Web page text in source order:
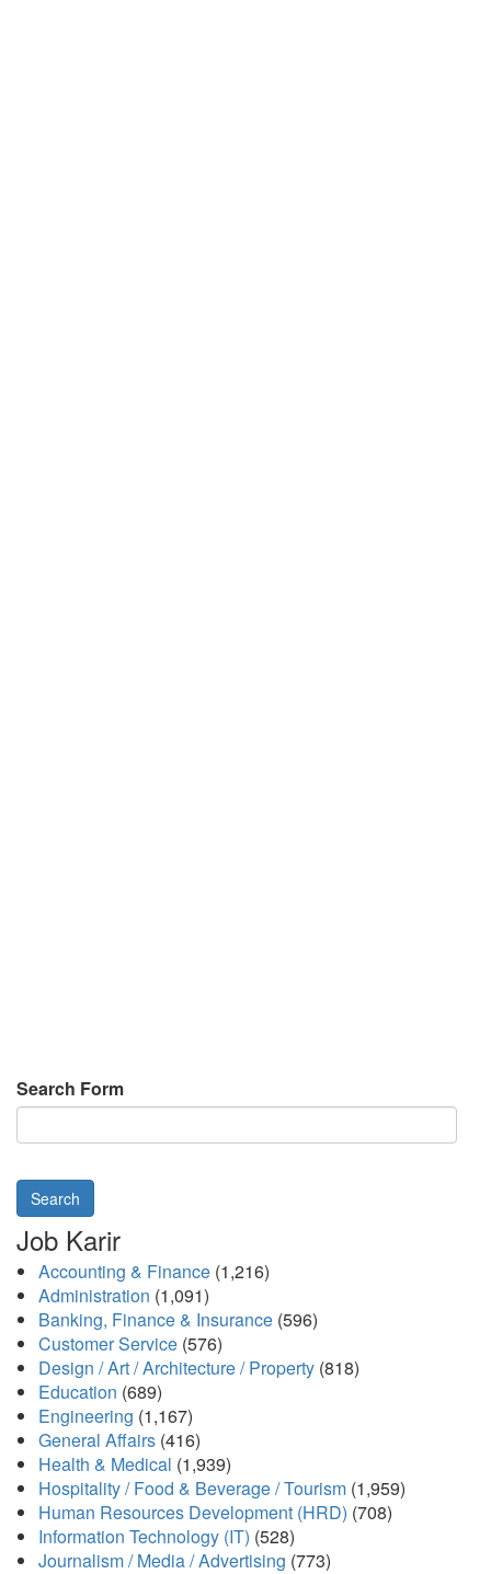
Search Form
Search
Job Karir
Accounting & Finance (1,216)
Administration (1,091)
Banking, Finance & Insurance (596)
Customer Service (576)
Design / Art / Architecture / Property (818)
Education (689)
Engineering (1,167)
General Affairs (416)
Health & Medical (1,939)
Hospitality / Food & Beverage / Tourism (1,959)
Human Resources Development (HRD) (708)
Information Technology (IT) (528)
Journalism / Media / Advertising (773)